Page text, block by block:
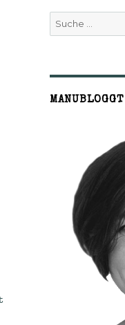
Suche
nach: